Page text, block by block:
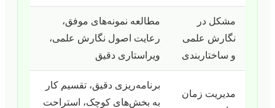
مشکل در
نگارش علمی
و ساختاربندی
مطالعه نمونه‌های موفق،
رعایت اصول نگارش علمی،
ویراستاری دقیق
مدیریت زمان
برنامه‌ریزی دقیق، تقسیم کار
به بخش‌های کوچک، استراحت